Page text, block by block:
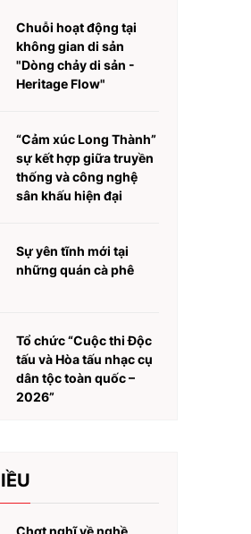
Chuỗi hoạt động tại
không gian di sản
"Dòng chảy di sản -
Heritage Flow"
“Cảm xúc Long Thành”
sự kết hợp giữa truyền
thống và công nghệ
sân khấu hiện đại
Sự yên tĩnh mới tại
những quán cà phê
Tổ chức “Cuộc thi Độc
tấu và Hòa tấu nhạc cụ
dân tộc toàn quốc –
2026”
Chợt nghĩ về nghề